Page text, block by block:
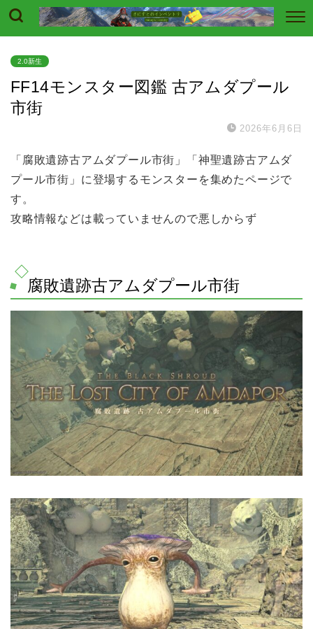
2.0新生
FF14モンスター図鑑 古アムダプール
市街
2026年6月6日
「腐敗遺跡古アムダプール市街」「神聖遺跡古アムダ
プール市街」に登場するモンスターを集めたページで
す。
攻略情報などは載っていませんので悪しからず
腐敗遺跡古アムダプール市街